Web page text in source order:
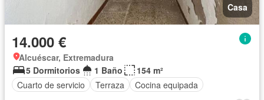
Casa
14.000 €
Alcuéscar, Extremadura
5 Dormitorios
1 Baño
154 m²
Cuarto de servicio
Terraza Cocina equipada